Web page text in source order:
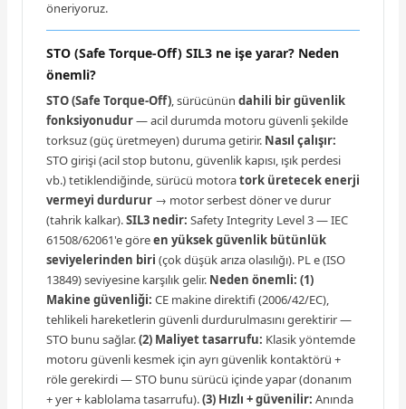
öneriyoruz.
STO (Safe Torque-Off) SIL3 ne işe yarar? Neden
önemli?
STO (Safe Torque-Off), sürücünün dahili bir güvenlik
fonksiyonudur— acil durumda motoru güvenli şekilde
torksuz (güç üretmeyen) duruma getirir. Nasıl çalışır:
STO girişi (acil stop butonu, güvenlik kapısı, ışık perdesi
vb.) tetiklendiğinde, sürücü motoratork üretecek enerji
vermeyi durdurur → motor serbest döner ve durur
(tahrik kalkar).SIL3 nedir: Safety Integrity Level 3 — IEC
61508/62061'e göreen yüksek güvenlik bütünlük
seviyelerinden biri (çok düşük arıza olasılığı). PL e (ISO
13849) seviyesine karşılık gelir. Neden önemli: (1)
Makine güvenliği: CE makine direktifi (2006/42/EC),
tehlikeli hareketlerin güvenli durdurulmasını gerektirir —
STO bunu sağlar.(2) Maliyet tasarrufu: Klasik yöntemde
motoru güvenli kesmek için ayrı güvenlik kontaktörü +
röle gerekirdi — STO bunu sürücü içinde yapar (donanım
+ yer + kablolama tasarrufu).(3) Hızlı + güvenilir: Anında